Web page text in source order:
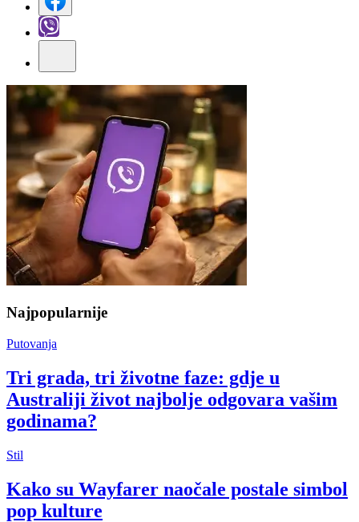
Najpopularnije
Putovanja
Tri grada, tri životne faze: gdje u
Australiji život najbolje odgovara vašim
godinama?
Stil
Kako su Wayfarer naočale postale simbol
pop kulture